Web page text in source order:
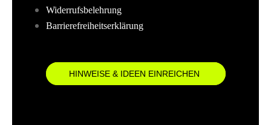
Widerrufsbelehrung
Barrierefreiheitserklärung
HINWEISE & IDEEN EINREICHEN